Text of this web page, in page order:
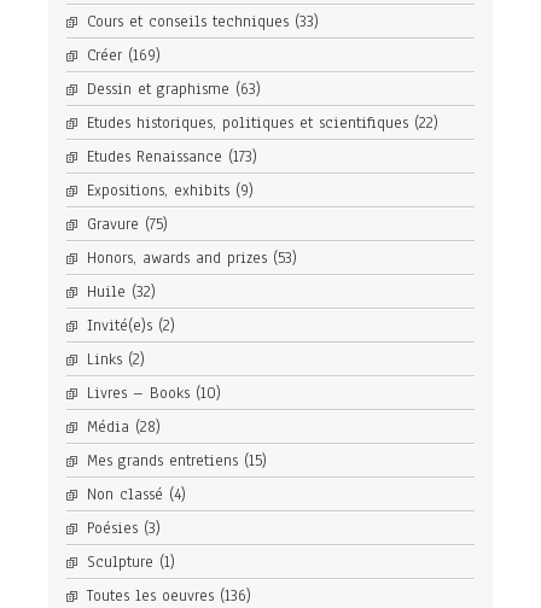
Cours et conseils techniques (33)
Créer (169)
Dessin et graphisme (63)
Etudes historiques, politiques et scientifiques (22)
Etudes Renaissance (173)
Expositions, exhibits (9)
Gravure (75)
Honors, awards and prizes (53)
Huile (32)
Invité(e)s (2)
Links (2)
Livres – Books (10)
Média (28)
Mes grands entretiens (15)
Non classé (4)
Poésies (3)
Sculpture (1)
Toutes les oeuvres (136)